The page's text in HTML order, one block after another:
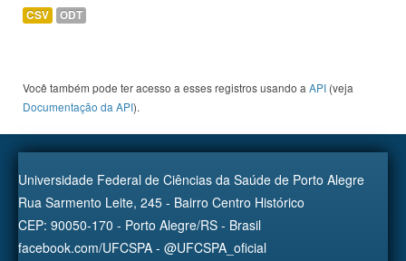
CSV ODT
Você também pode ter acesso a esses registros usando a API (veja
Documentação da API).
Universidade Federal de Ciências da Saúde de Porto Alegre
Rua Sarmento Leite, 245 - Bairro Centro Histórico
CEP: 90050-170 - Porto Alegre/RS - Brasil
facebook.com/UFCSPA - @UFCSPA_oficial